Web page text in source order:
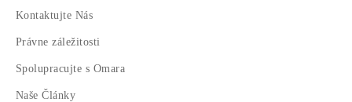
Kontaktujte Nás
Právne záležitosti
Spolupracujte s Omara
Naše Články